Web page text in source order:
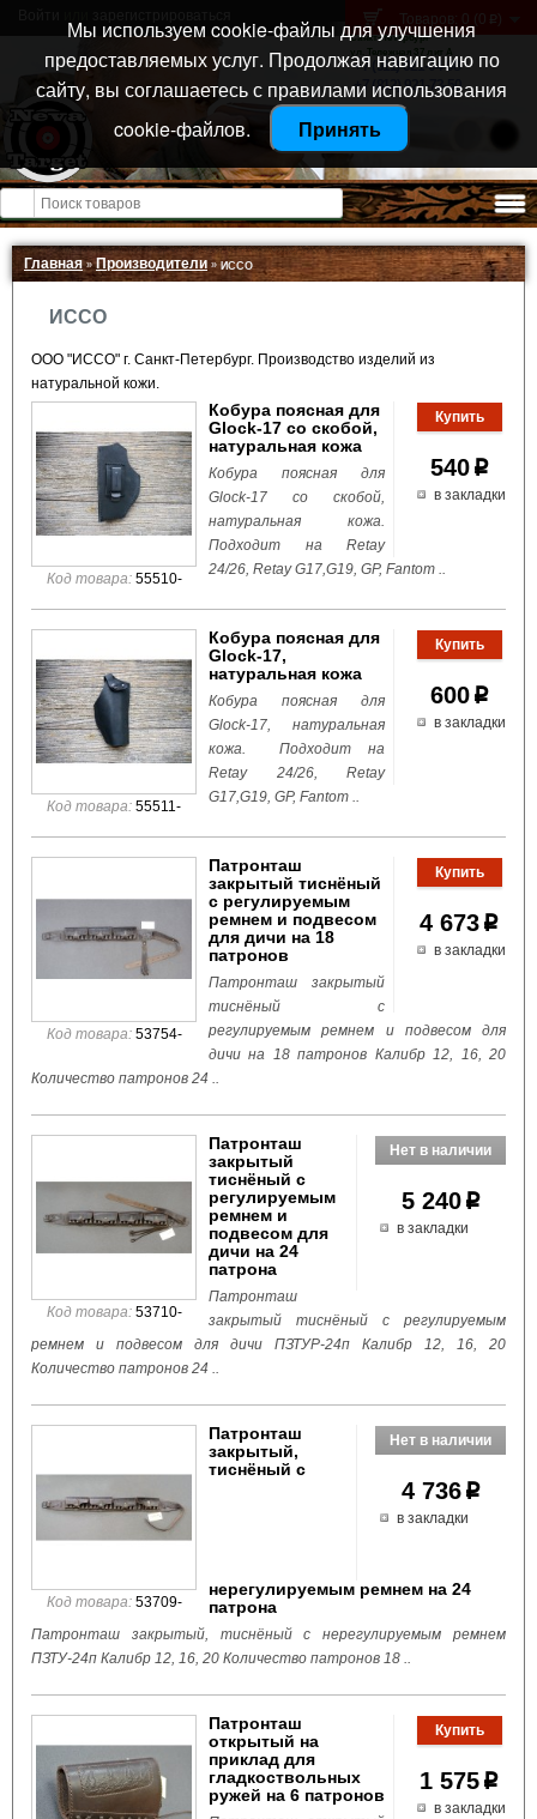
Санкт-Петербург
ул. Тележная 37 лит А
+7 (911) 021-04-08
+7 (812) 921-73-50
Товаров: 0 (0 p )
Открыть меню
Главная»Производители »ИССО
ИССО
ООО "ИССО" г. Санкт-Петербург. Производство изделий из
натуральной кожи.
540p
в закладки
Код товара: 55510-
Кобура поясная для
Glock-17 со скобой,
натуральная кожа
Кобура поясная для
Glock-17 со скобой,
натуральная кожа.
Подходит на Retay
24/26, Retay G17,G19, GP, Fantom ..
600p
в закладки
Код товара: 55511-
Кобура поясная для
Glock-17,
натуральная кожа
Кобура поясная для
Glock-17, натуральная
кожа. Подходит на
Retay 24/26, Retay
G17,G19, GP, Fantom ..
4 673 p
в закладки
Код товара: 53754-
Патронташ
закрытый тиснёный
с регулируемым
ремнем и подвесом
для дичи на 18
патронов
Патронташ закрытый
тиснёный с
регулируемым ремнем и подвесом для
дичи на 18 патронов Калибр 12, 16, 20
Количество патронов 24 ..
5 240p
в закладки
Код товара: 53710-
Патронташ
закрытый
тиснёный с
регулируемым
ремнем и
подвесом для
дичи на 24
патрона
Патронташ
закрытый тиснёный с регулируемым
ремнем и подвесом для дичи ПЗТУР-24п Калибр 12, 16, 20
Количество патронов 24 ..
4 736p
в закладки
Код товара: 53709-
Патронташ
закрытый,
тиснёный с
нерегулируемым ремнем на 24
патрона
Патронташ закрытый, тиснёный с нерегулируемым ремнем
ПЗТУ-24п Калибр 12, 16, 20 Количество патронов 18 ..
1 575 p
в закладки
Патронташ
открытый на
приклад для
гладкоствольных
ружей на 6 патронов
Мы используем cookie-файлы для улучшения
предоставляемых услуг. Продолжая навигацию по
сайту, вы соглашаетесь с правилами использования
cookie-файлов.
Принять